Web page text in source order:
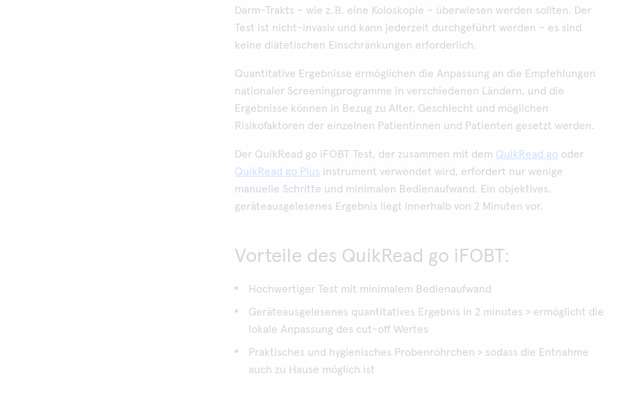
Darm-Trakts – wie z. B. eine Koloskopie – überwiesen werden sollten. Der
Test ist nicht-invasiv und kann jederzeit durchgeführt werden – es sind
keine diätetischen Einschränkungen erforderlich.
Quantitative Ergebnisse ermöglichen die Anpassung an die Empfehlungen
nationaler Screeningprogramme in verschiedenen Ländern, und die
Ergebnisse können in Bezug zu Alter, Geschlecht und möglichen
Risikofaktoren der einzelnen Patientinnen und Patienten gesetzt werden.
Der QuikRead go iFOBT Test, der zusammen mit dem QuikRead go oder
QuikRead go Plus instrument verwendet wird, erfordert nur wenige
manuelle Schritte und minimalen Bedienaufwand. Ein objektives,
geräteausgelesenes Ergebnis liegt innerhalb von 2 Minuten vor.
Vorteile des QuikRead go iFOBT:
Hochwertiger Test mit minimalem Bedienaufwand
Geräteausgelesenes quantitatives Ergebnis in 2 minutes > ermöglicht die
lokale Anpassung des cut-off Wertes
Praktisches und hygienisches Probenröhrchen > sodass die Entnahme
auch zu Hause möglich ist